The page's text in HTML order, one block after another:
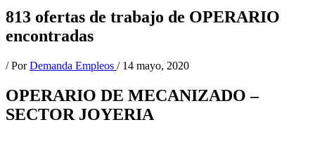
813 ofertas de trabajo de OPERARIO
encontradas
/ PorDemanda Empleos / 14 mayo, 2020
OPERARIO DE MECANIZADO –
SECTOR JOYERIA